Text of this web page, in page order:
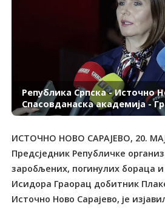
Република Српска - Источно
Спасовданаска академија -
ИСТОЧНО НОВО САРАЈЕВО, 20.
Предсједник Републичке
заробљених, погинулих бораца
Исидора Граорац добитник
Источно Ново Сарајево, је